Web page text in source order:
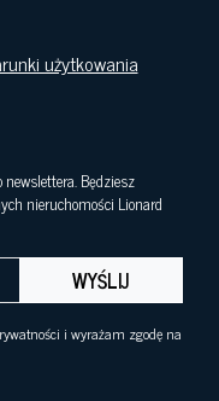
użytkowania
Będziesz
nieruchomości Lionard
WYŚLIJ
i wyrażam zgodę na